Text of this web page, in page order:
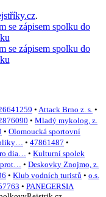
.
• Attack Brno z. s. •
• Mladý mykolog, z.
• Olomoucká sportovní
• 47861487 •
dia… • Kulturní spolek
prot… • Deskovky Znojmo, z.
• Klub vodních turistů • o.s.
• PANEGERSIA